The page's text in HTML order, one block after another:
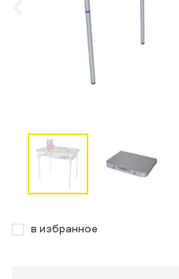
в избранное